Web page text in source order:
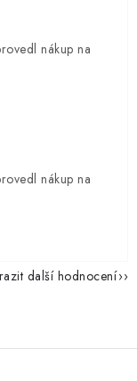
nákup na
nákup na
další hodnocení